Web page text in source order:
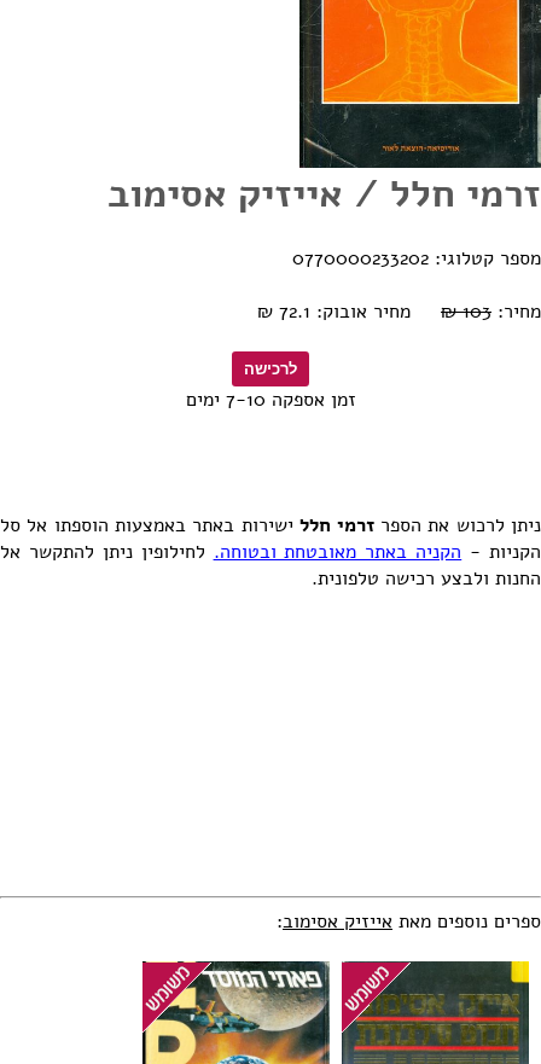
זרמי חלל / אייזיק אסימוב
מספר קטלוגי: 0770000233202
מחיר: 103 ₪ מחיר אובוק: 72.1 ₪
זמן אספקה 7-10 ימים
ניתן לרכוש את הספרזרמי חללישירות באתר באמצעות הוספתו אל סל
הקניות - הקניה באתר מאובטחת ובטוחה. לחילופין ניתן להתקשר אל
החנות ולבצע רכישה טלפונית.
ספרים נוספים מאת אייזיק אסימוב: